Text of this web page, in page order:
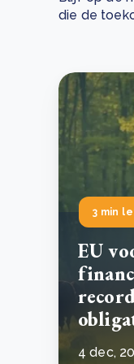
Green
die de
3 min
EU
4 dec,